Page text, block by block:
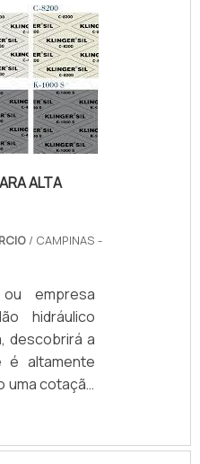
custo-
técnica
MAIS
TEFLON
ALTA
/ CAMPINAS -
empresa
hidráulico
descobrirá a
é altamente
uma cotação
e
do